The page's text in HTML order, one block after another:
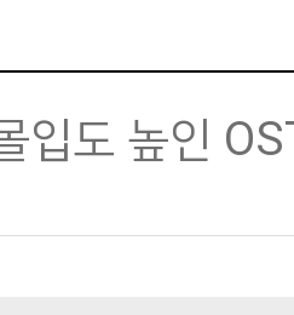
입도 높인